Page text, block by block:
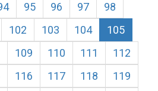
95 96 97
98
102 103 104
105
109 110 111
112
116 117 118
119